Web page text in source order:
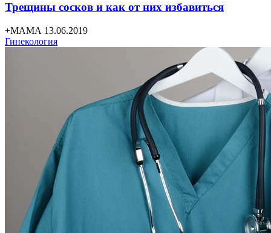
Трещины сосков и как от них избавиться
+МАМА 13.06.2019
Гинекология